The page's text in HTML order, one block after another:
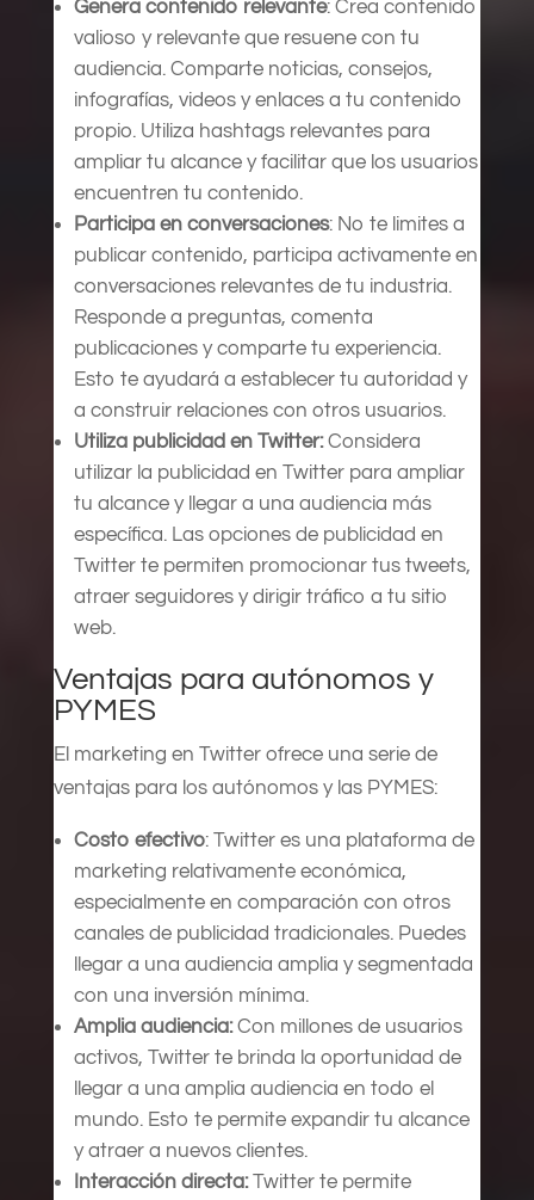
Genera contenido relevante: Crea contenido
valioso y relevante que resuene con tu
audiencia. Comparte noticias, consejos,
infografías, videos y enlaces a tu contenido
propio. Utiliza hashtags relevantes para
ampliar tu alcance y facilitar que los usuarios
encuentren tu contenido.
Participa en conversaciones: No te limites a
publicar contenido, participa activamente en
conversaciones relevantes de tu industria.
Responde a preguntas, comenta
publicaciones y comparte tu experiencia.
Esto te ayudará a establecer tu autoridad y
a construir relaciones con otros usuarios.
Utiliza publicidad en Twitter:Considera
utilizar la publicidad en Twitter para ampliar
tu alcance y llegar a una audiencia más
específica. Las opciones de publicidad en
Twitter te permiten promocionar tus tweets,
atraer seguidores y dirigir tráfico a tu sitio
web.
Ventajas para autónomos y
PYMES
El marketing en Twitter ofrece una serie de
ventajas para los autónomos y las PYMES:
Costo efectivo: Twitter es una plataforma de
marketing relativamente económica,
especialmente en comparación con otros
canales de publicidad tradicionales. Puedes
llegar a una audiencia amplia y segmentada
con una inversión mínima.
Amplia audiencia:Con millones de usuarios
activos, Twitter te brinda la oportunidad de
llegar a una amplia audiencia en todo el
mundo. Esto te permite expandir tu alcance
y atraer a nuevos clientes.
Interacción directa:Twitter te permite